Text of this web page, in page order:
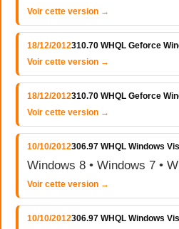
Voir cette version →
18/12/2012310.70 WHQL Geforce
Voir cette version →
18/12/2012310.70 WHQL Geforce
Voir cette version →
10/10/2012306.97 WHQL Windows
Windows 8 • Windows 7 •
Voir cette version →
10/10/2012306.97 WHQL Windows